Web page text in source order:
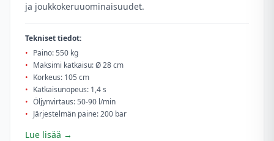
ja joukkokeruuominaisuudet.
Tekniset tiedot:
• Paino: 550 kg
• Maksimi katkaisu: Ø 28 cm
• Korkeus: 105 cm
• Katkaisunopeus: 1,4 s
• Öljynvirtaus: 50-90 l/min
• Järjestelmän paine: 200 bar
Lue lisää →